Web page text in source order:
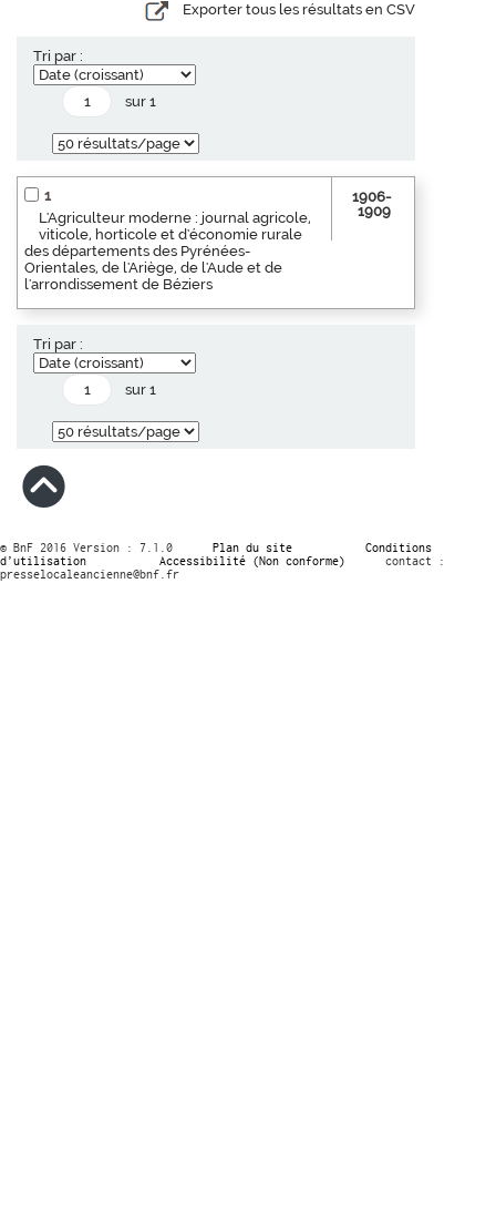
Exporter tous les résultats en CSV
Tri par :
sur 1
1
L'Agriculteur moderne : journal agricole,
viticole, horticole et d'économie rurale
des départements des Pyrénées-
Orientales, de l'Ariège, de l'Aude et de
l'arrondissement de Béziers
1906-
1909
Tri par :
sur 1
© BnF 2016 Version : 7.1.0 Plan du site
Conditions
d’utilisation
Accessibilité (Non conforme)
contact :
presselocaleancienne@bnf.fr